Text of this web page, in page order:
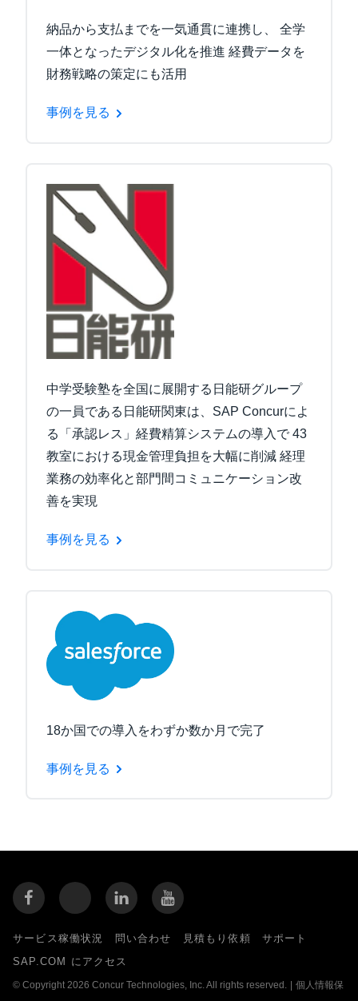
納品から支払までを一気通貫に連携し、 全学
一体となったデジタル化を推進 経費データを
財務戦略の策定にも活用
事例を見る
中学受験塾を全国に展開する日能研グループ
の一員である日能研関東は、SAP Concurによ
る「承認レス」経費精算システムの導入で 43
教室における現金管理負担を大幅に削減 経理
業務の効率化と部門間コミュニケーション改
善を実現
事例を見る
18か国での導入をわずか数か月で完了
事例を見る
サービス稼働状況 問い合わせ 見積もり依頼
サポート
SAP.COM にアクセス
© Copyright 2026 Concur Technologies, Inc. All rights reserved. 個人情報保